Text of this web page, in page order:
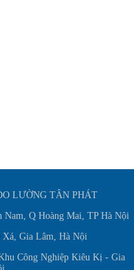
LƯỜNG TÂN PHÁT
Q Hoàng Mai, TP Hà Nội
Gia Lâm, Hà Nội
Công Nghiệp Kiêu Kị - Gia